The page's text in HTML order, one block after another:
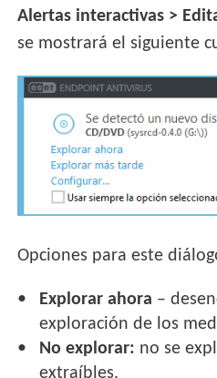
Alertas interactivas >
se mostrará el siguiente
Opciones para este
Explorar ahora –
exploración de los
No explorar: no se
extraíbles.